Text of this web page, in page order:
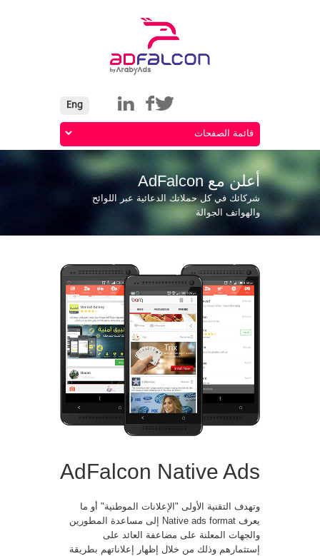
أعلن مع AdFalcon
شركائك في كل حملاتك الدعائية عبر اللوائح
والهواتف الجوالة
AdFalcon Native Ads
وتهدف التقنية الأولى "الإعلانات الموطنية" أو ما
يعرف Native ads format إلى مساعدة المطورين
والجهات المعلنة على مضاعفة العائد على
إستثمارهم وذلك من خلال إظهار إعلاناتهم بطريقة